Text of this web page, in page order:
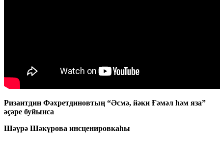
Ризаитдин Фәхретдиновтың “Әсмә, йәки Ғәмәл һәм яза”
әҫәре буйынса
Шәүрә Шәкүрова инсценировкаһы